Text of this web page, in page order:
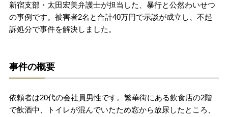
弁護士費用
解決実績
ご依頼者からのお手紙
新宿支部・太田宏美弁護士が担当した、暴行と公然わいせつ
の事例です。被害者2名と合計40万円で示談が成立し、不起
訴処分で事件を解決しました。
事件の概要
依頼者は20代の会社員男性です。繁華街にある飲食店の2階
で飲酒中、トイレが混んでいたため窓から放尿したところ、